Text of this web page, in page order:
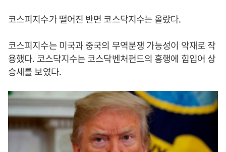
코스피지수가 떨어진 반면 코스닥지수는 올랐다.
코스피지수는 미국과 중국의 무역분쟁 가능성이 악재로 작
용했다. 코스닥지수는 코스닥벤처펀드의 흥행에 힘입어 상
승세를 보였다.